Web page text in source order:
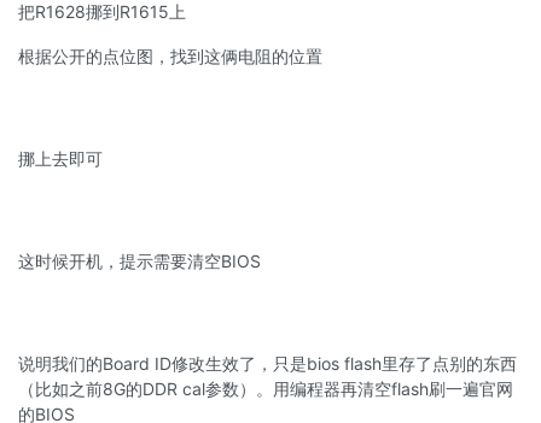
把R1628挪到R1615上
根据公开的点位图，找到这俩电阻的位置
挪上去即可
这时候开机，提示需要清空BIOS
说明我们的Board ID修改生效了，只是bios flash里存了点别的东西
（比如之前8G的DDR cal参数）。用编程器再清空flash刷一遍官网
的BIOS